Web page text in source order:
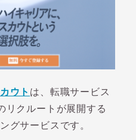
ウト は、転職サービス
クルートが展開する
グサービスです。